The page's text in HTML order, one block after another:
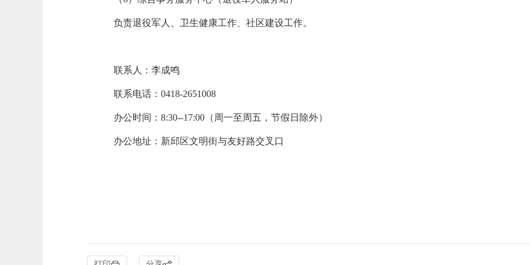
负责退役军人、卫生健康工作、社区建设工作。
联系人：李成鸣
联系电话：0418-2651008
办公时间：8:30--17:00（周一至周五，节假日除外）
办公地址： 新邱区文明街与友好路交叉口